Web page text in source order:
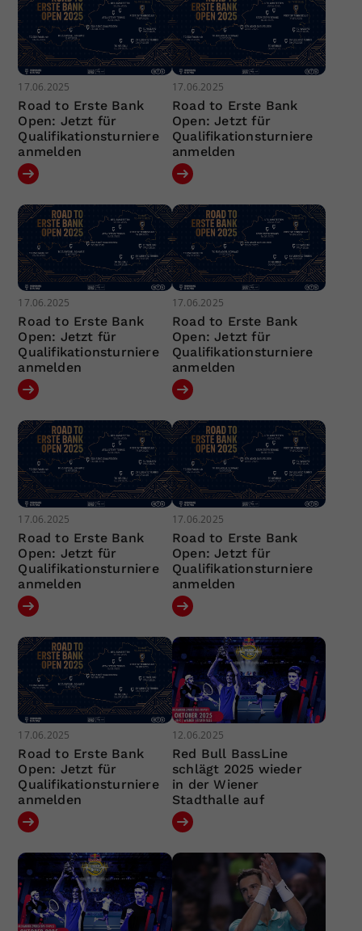
17.06.2025
Road to Erste Bank
Open: Jetzt für
Qualifikationsturniere
anmelden
17.06.2025
Road to Erste Bank
Open: Jetzt für
Qualifikationsturniere
anmelden
17.06.2025
Road to Erste Bank
Open: Jetzt für
Qualifikationsturniere
anmelden
17.06.2025
Road to Erste Bank
Open: Jetzt für
Qualifikationsturniere
anmelden
17.06.2025
Road to Erste Bank
Open: Jetzt für
Qualifikationsturniere
anmelden
17.06.2025
Road to Erste Bank
Open: Jetzt für
Qualifikationsturniere
anmelden
17.06.2025
Road to Erste Bank
Open: Jetzt für
Qualifikationsturniere
anmelden
12.06.2025
Red Bull BassLine
schlägt 2025 wieder
in der Wiener
Stadthalle auf